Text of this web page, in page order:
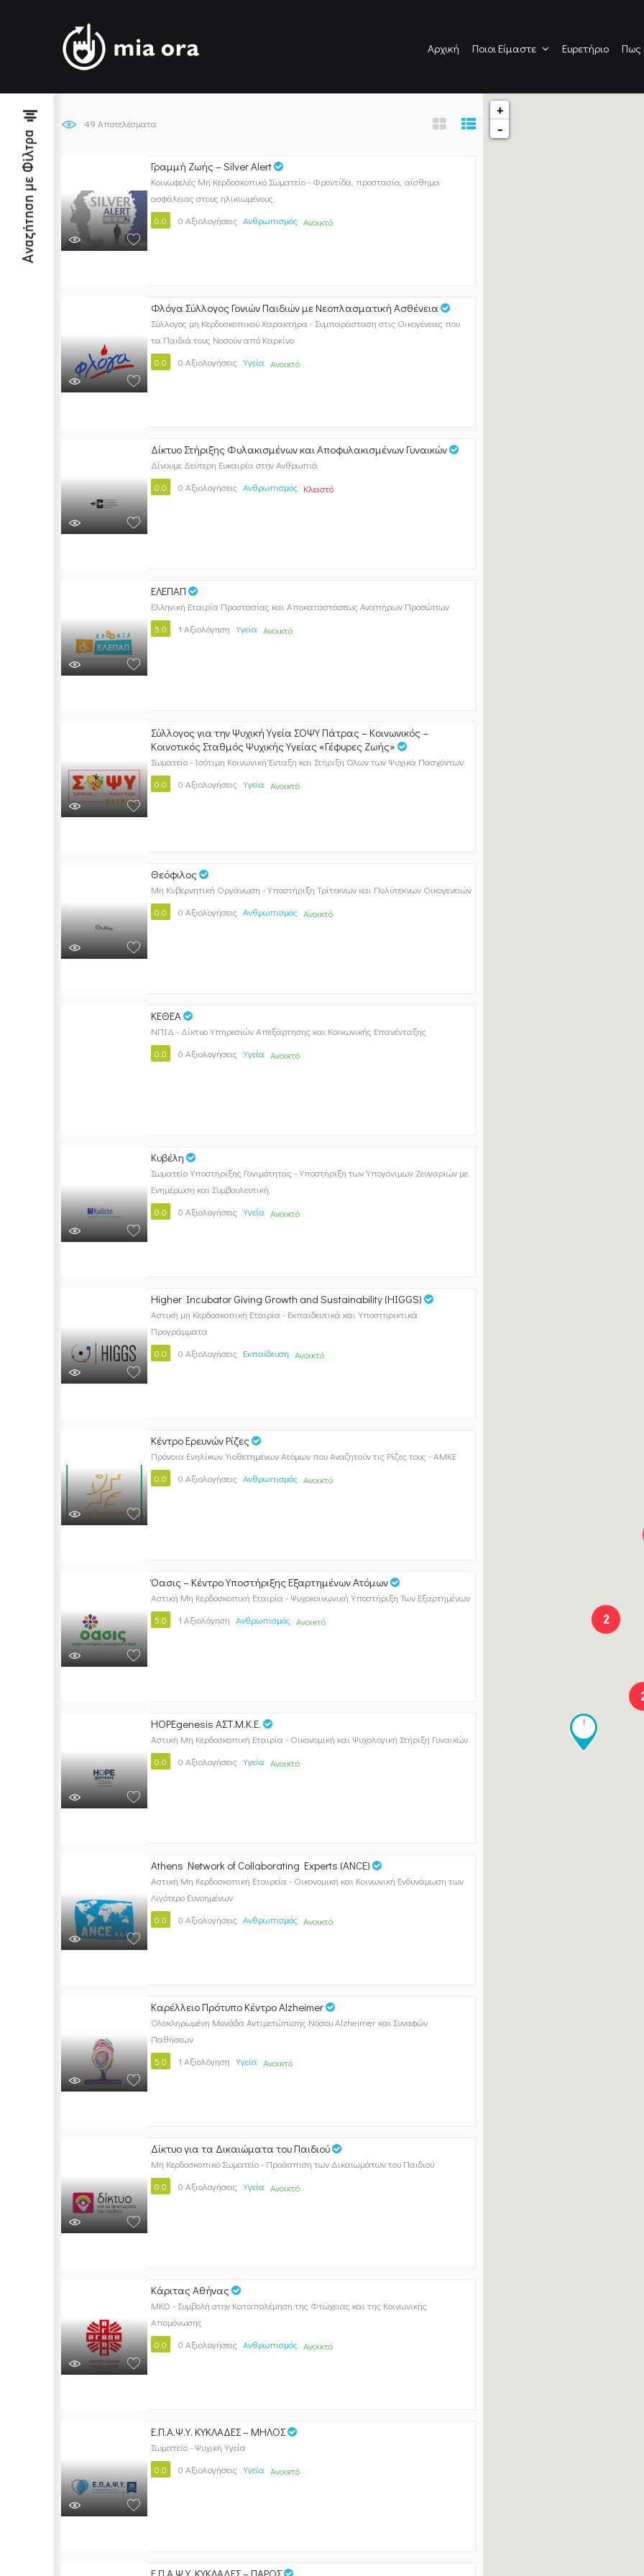
Αρχική Ποιοι Είμαστε Ευρετήριο Πως
Αναζήτηση με Φίλτρα
49 Αποτελέσματα
Γραμμή Ζωής – Silver Alert
Κοινωφελές Μη Κερδοσκοπικό Σωματείο - Φροντίδα, προστασία, αίσθημα
ασφάλειας στους ηλικιωμένους.
0.0
0 Αξιολογήσεις Ανθρωπισμός Ανοικτό
Φλόγα Σύλλογος Γονιών Παιδιών με Νεοπλασματική Ασθένεια
Σύλλογος μη Κερδοσκοπικού Χαρακτήρα - Συμπαράσταση στις Οικογένειες που
τα Παιδιά τους Νοσούν από Καρκίνο
0.0
0 Αξιολογήσεις Υγεία Ανοικτό
Δίκτυο Στήριξης Φυλακισμένων και Αποφυλακισμένων Γυναικών
Δίνουμε Δεύτερη Ευκαιρία στην Ανθρωπιά
0.0
0 Αξιολογήσεις Ανθρωπισμός Κλειστό
ΕΛΕΠΑΠ
Ελληνική Εταιρία Προστασίας και Αποκαταστάσεως Αναπήρων Προσώπων
5.0
1 Αξιολόγηση Υγεία Ανοικτό
Σύλλογος για την Ψυχική Υγεία ΣΟΨΥ Πάτρας – Κοινωνικός –
Κοινοτικός Σταθμός Ψυχικής Υγείας «Γέφυρες Ζωής»
Σωματείο - Ισότιμη Κοινωνική Ένταξη και Στήριξη Όλων των Ψυχικά Πασχόντων
0.0
0 Αξιολογήσεις Υγεία Ανοικτό
Θεόφιλος
Μη Κυβερνητική Οργάνωση - Υποστήριξη Τρίτεκνων και Πολύτεκνων Οικογενειών
0.0
0 Αξιολογήσεις Ανθρωπισμός Ανοικτό
ΚΕΘΕΑ
ΝΠΙΔ - Δίκτυο Υπηρεσιών Απεξάρτησης και Κοινωνικής Επανένταξης
0.0
0 Αξιολογήσεις Υγεία Ανοικτό
Κυβέλη
Σωματείο Υποστήριξης Γονιμότητας - Υποστήριξη των Υπογόνιμων Ζευγαριών με
Ενημέρωση και Συμβουλευτική.
0.0
0 Αξιολογήσεις Υγεία Ανοικτό
Higher Incubator Giving Growth and Sustainability (HIGGS)
Αστική μη Κερδοσκοπική Εταιρία - Εκπαιδευτικά και Υποστηρικτικά
Προγράμματα
0.0
0 Αξιολογήσεις Εκπαίδευση Ανοικτό
Κέντρο Ερευνών Ρίζες
Πρόνοια Ενηλίκων Υιοθετημένων Ατόμων που Αναζητούν τις Ρίζες τους - ΑΜΚΕ
0.0
0 Αξιολογήσεις Ανθρωπισμός Ανοικτό
Όασις – Κέντρο Υποστήριξης Εξαρτημένων Ατόμων
Αστική Μη Κερδοσκοπική Εταιρία - Ψυχοκοινωνική Υποστήριξη Των Εξαρτημένων
5.0
1 Αξιολόγηση Ανθρωπισμός Ανοικτό
HOPEgenesis ΑΣΤ.Μ.Κ.Ε.
Αστική Μη Κερδοσκοπική Εταιρία - Οικονομική και Ψυχολογική Στήριξη Γυναικών
0.0
0 Αξιολογήσεις Υγεία Ανοικτό
Athens Network of Collaborating Experts (ANCE)
Αστική Μη Κερδοσκοπική Εταιρεία - Οικονομική και Κοινωνική Ενδυνάμωση των
Λιγότερο Ευνοημένων
0.0
0 Αξιολογήσεις Ανθρωπισμός Ανοικτό
Καρέλλειο Πρότυπο Κέντρο Alzheimer
Ολοκληρωμένη Μονάδα Αντιμετώπισης Νόσου Alzheimer και Συναφών
Παθήσεων
5.0
1 Αξιολόγηση Υγεία Ανοικτό
Δίκτυο για τα Δικαιώματα του Παιδιού
Μη Κερδοσκοπικό Σωματείο - Προάσπιση των Δικαιωμάτων του Παιδιού
0.0
0 Αξιολογήσεις Υγεία Ανοικτό
Κάριτας Αθήνας
ΜΚΟ - Συμβολή στην Καταπολέμηση της Φτώχειας και της Κοινωνικής
Απομόνωσης
0.0
0 Αξιολογήσεις Ανθρωπισμός Ανοικτό
Ε.Π.Α.Ψ.Υ. ΚΥΚΛΑΔΕΣ – ΜΗΛΟΣ
Σωματείο - Ψυχική Υγεία
0.0
0 Αξιολογήσεις Υγεία Ανοικτό
Ε.Π.Α.Ψ.Υ. ΚΥΚΛΑΔΕΣ – ΠΑΡΟΣ
!
2
+
-